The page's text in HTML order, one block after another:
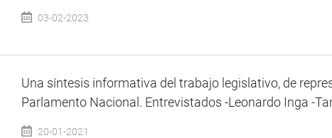
03-02-2023
Una síntesis informativa del trabajo legislativo, de
Parlamento Nacional. Entrevistados -Leonardo Inga -
20-01-2021